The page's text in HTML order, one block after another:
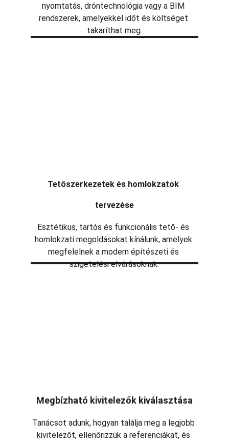
nyomtatás, dróntechnológia vagy a BIM
rendszerek, amelyekkel időt és költséget
takaríthat meg.
Tetőszerkezetek és homlokzatok
tervezése
Esztétikus, tartós és funkcionális tető- és
homlokzati megoldásokat kínálunk, amelyek
megfelelnek a modern építészeti és
szigetelési elvárásoknak.
Megbízható kivitelezők kiválasztása
Tanácsot adunk, hogyan találja meg a legjobb
kivitelezőt, ellenőrizzük a referenciákat, és